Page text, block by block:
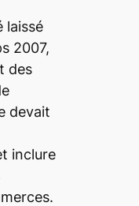
laissé
2007,
des
devait
inclure